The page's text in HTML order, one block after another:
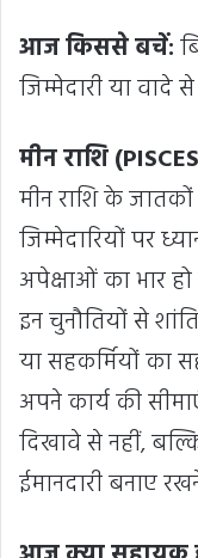
आज किससे बचें:
जिम्मेदारी या
मीन राशि
मीन राशि के
जिम्मेदारियों पर
अपेक्षाओं का भार
इन चुनौतियों से
या सहकर्मियों का
अपने कार्य की
दिखावे से नहीं,
ईमानदारी बनाए